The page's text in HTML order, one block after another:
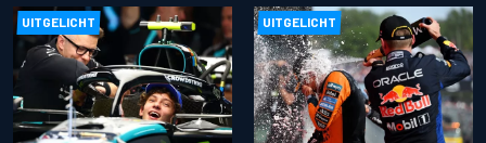
UITGELICHT UITGELICHT